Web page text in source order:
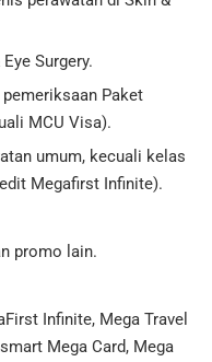
Surgery.
Paket
MCU Visa).
umum, kecuali kelas
Megafirst Infinite).
promo lain.
Infinite, Mega Travel
Mega Card, Mega